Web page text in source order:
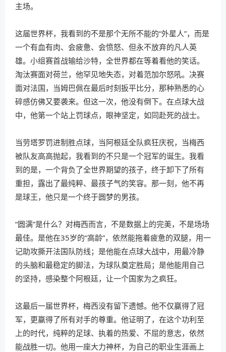
主场。
这届世界杯，我看到的不是那个无所不能的“外星人”，而是
一个有血有肉、会疲惫、会愤怒、但永不放弃的凡人英
雄。小组赛首战输给沙特，全世界都在等着看他的笑话。
淘汰赛面对荷兰，他罕见地失态，对着范加尔怒吼。决赛
面对法国，当姆巴佩在最后时刻扳平比分，那种熟悉的心
碎感仿佛又要袭来。但这一次，他没有倒下。在点球大战
中，他第一个站上罚球点，眼神坚定，如同赴死的战士。
当劳塔罗罚进制胜点球，当阿根廷全队疯狂庆祝，当梅西
被队友高高抛起，我看到的不只是一个冠军的诞生。我看
到的是，一个背负了全世界期望的孩子，终于卸下了所有
重担，露出了最纯粹、最孩子气的笑容。那一刻，他不再
是球王，他只是一个终于圆梦的男孩。
“圆满”是什么？对梅西而言，不是数据上的完美，不是场场
最佳。是他在35岁的“高龄”，依然能拖着疲惫的双腿，用一
记助攻撕开法国队防线；是他能在点球大战中，用最冷静
的头脑和最稳定的脚法，为球队奠定胜局；是他能用自己
的坚持，感染整个阿根廷，让一个国家为之疯狂。
这最后一届世界杯，梅西没有留下遗憾。他不仅赢得了冠
军，更赢得了所有对手的尊重。他证明了，在这个功利至
上的时代，纯粹的足球、执着的热爱、不屈的意志，依然
能战胜一切。他用一座大力神杯，为自己的职业生涯画上